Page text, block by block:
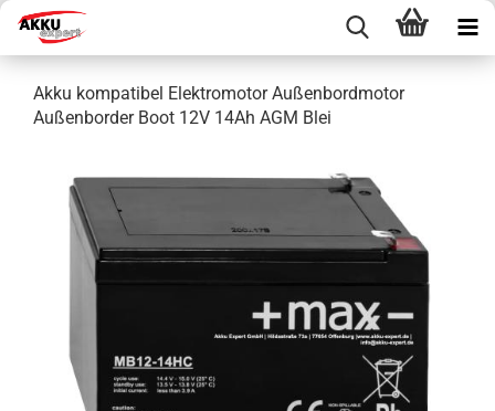
Akku kompatibel Elektromotor Außenbordmotor
Außenborder Boot 12V 14Ah AGM Blei